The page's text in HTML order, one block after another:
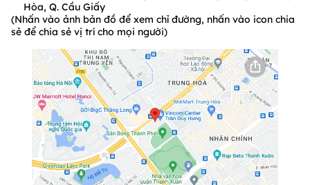
Hòa, Q. Cầu Giấy
(Nhấn vào ảnh bản đồ để xem chỉ đường, nhấn vào icon chia
sẻ để chia sẻ vị trí cho mọi người)